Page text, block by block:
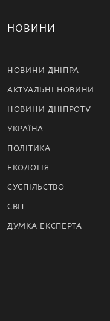
НОВИНИ
НОВИНИ ДНІПРА
АКТУАЛЬНІ НОВИНИ
НОВИНИ ДНІПРОTV
УКРАЇНА
ПОЛІТИКА
ЕКОЛОГІЯ
СУСПІЛЬСТВО
СВІТ
ДУМКА ЕКСПЕРТА